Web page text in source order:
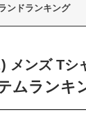
ンドランキング
メンズ Tシ
ムランキ